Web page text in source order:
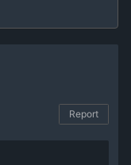
Report